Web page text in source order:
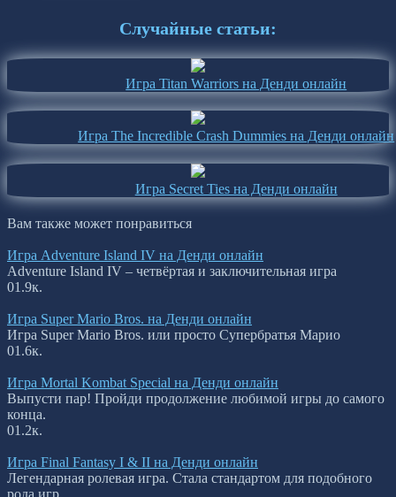
Случайные статьи:
Игра Titan Warriors на Денди онлайн
Игра The Incredible Crash Dummies на Денди онлайн
Игра Secret Ties на Денди онлайн
Вам также может понравиться
Игра Adventure Island IV на Денди онлайн
Adventure Island IV – четвёртая и заключительная игра
01.9к.
Игра Super Mario Bros. на Денди онлайн
Игра Super Mario Bros. или просто Супербратья Марио
01.6к.
Игра Mortal Kombat Special на Денди онлайн
Выпусти пар! Пройди продолжение любимой игры до самого
конца.
01.2к.
Игра Final Fantasy I & II на Денди онлайн
Легендарная ролевая игра. Стала стандартом для подобного